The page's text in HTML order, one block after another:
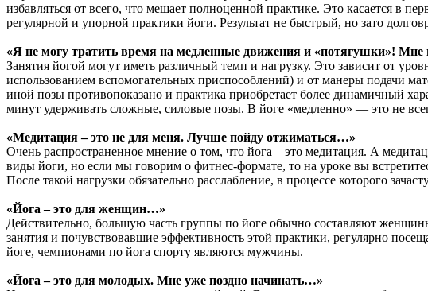
избавляться от всего, что мешает полноценной практике. Это касается в
регулярной и упорной практики йоги. Результат не быстрый, но зато
«Я не могу тратить время на медленные движения и «потягушки»!
Занятия йогой могут иметь различный темп и нагрузку. Это зависит от
использованием вспомогательных приспособлений) и от манеры подачи
иной позы противопоказано и практика приобретает более динамичный
минут удерживать сложные, силовые позы. В йоге «медленно» — это не
«Медитация – это не для меня. Лучше пойду отжиматься…»
Очень распространенное мнение о том, что йога – это медитация. А
виды йоги, но если мы говорим о фитнес-формате, то на уроке вы
После такой нагрузки обязательно расслабление, в процессе которого
«Йога – это для женщин…»
Действительно, большую часть группы по йоге обычно составляют
занятия и почувствовавшие эффективность этой практики, регулярно
йоге, чемпионами по йога спорту являются мужчины.
«Йога – это для молодых. Мне уже поздно начинать…»